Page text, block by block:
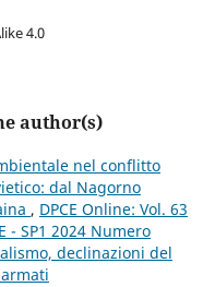
4.0
author(s)
nel conflitto
dal Nagorno
, DPCE Online: Vol. 63
- SP1 2024 Numero
declinazioni del